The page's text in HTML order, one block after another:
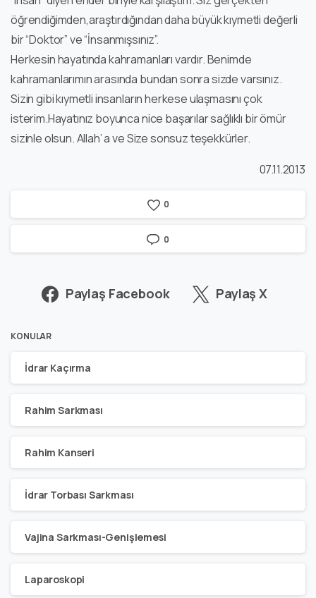
öğrendiğimden,araştırdığından daha büyük kıymetli değerli
bir “Doktor” ve “İnsanmışsınız”.
Herkesin hayatında kahramanları vardır. Benimde
kahramanlarımın arasında bundan sonra sizde varsınız.
Sizin gibi kıymetli insanların herkese ulaşmasını çok
isterim.Hayatınız boyunca nice başarılar sağlıklı bir ömür
sizinle olsun. Allah’ a ve Size sonsuz teşekkürler.
07.11.2013
0
0
Paylaş Facebook Paylaş X
KONULAR
İdrar Kaçırma
Rahim Sarkması
Rahim Kanseri
İdrar Torbası Sarkması
Vajina Sarkması-Genişlemesi
Laparoskopi